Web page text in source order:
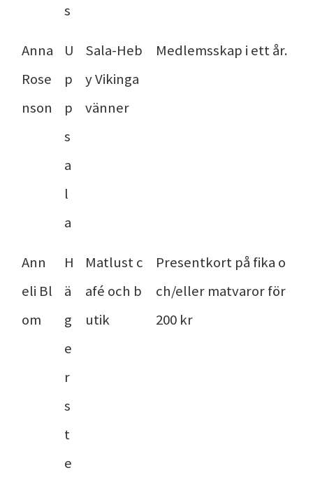
s
Anna
Rose
nson
U
p
p
s
a
l
a
Sala-Heb
y Vikinga
vänner
Medlemsskap i ett år.
Ann
eli Bl
om
H
ä
g
e
r
s
t
e
Matlust c
afé och b
utik
Presentkort på fika o
ch/eller matvaror för
200 kr